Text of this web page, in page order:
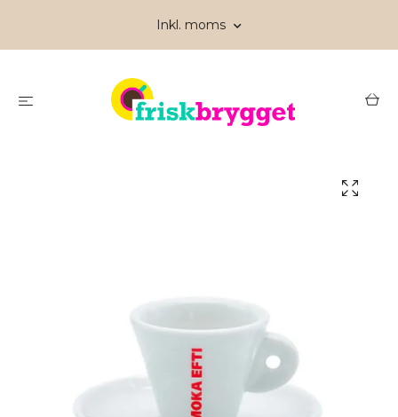
Inkl. moms